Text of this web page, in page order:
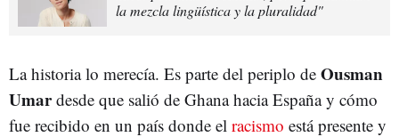
la mezcla lingüística y la pluralidad"
La historia lo merecía. Es parte del periplo de Ousman
Umardesde que salió de Ghana hacia España y cómo
fue recibido en un país donde el racismo está presente y